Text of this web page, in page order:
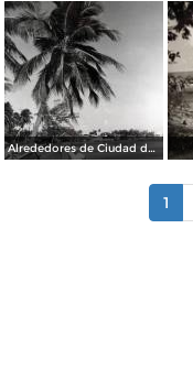
Alrededores de Ciudad del Carmen
1